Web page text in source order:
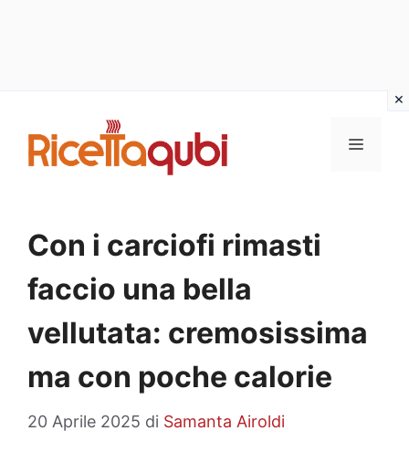
contenuto
MENU
Con i carciofi rimasti
faccio una bella
vellutata: cremosissima
ma con poche calorie
20 Aprile 2025 di Samanta Airoldi